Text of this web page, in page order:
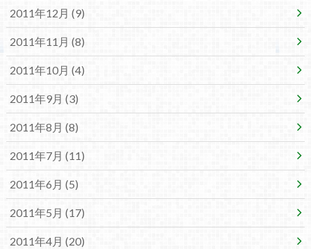
2011年12月 (9)
2011年11月 (8)
2011年10月 (4)
2011年9月 (3)
2011年8月 (8)
2011年7月 (11)
2011年6月 (5)
2011年5月 (17)
2011年4月 (20)